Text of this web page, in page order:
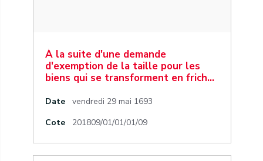
À la suite d'une demande
d'exemption de la taille pour les
biens qui se transforment en frich…
Date
vendredi 29 mai 1693
Cote
201809/01/01/01/09